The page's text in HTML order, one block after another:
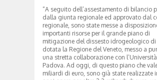
“A seguito dell’assestamento di bilancio
dalla giunta regionale ed approvato dal
regionale, sono state messe a
importanti risorse per il grande piano di
mitigazione del dissesto idrogeologico di
dotata la Regione del Veneto, messo a
una stretta collaborazione con
Padova. Ad oggi, di questo piano che
miliardi di euro, sono già state realizzate